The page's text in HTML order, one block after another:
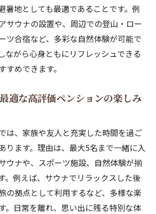
暑地としても最適であることです。例
サウナの設置や、周辺での登山・ロー
ツ合宿など、多彩な自然体験が可能で
ながら心身ともにリフレッシュできる
すめできます。
適な高評価ペンションの楽しみ
は、家族や友人と充実した時間を過ご
ります。理由は、最大5名まで一緒に入
ウナや、スポーツ施設、自然体験が揃
。例えば、サウナでリラックスした後
の拠点として利用するなど、多様な楽
。日常を離れ、思い出に残る特別な体